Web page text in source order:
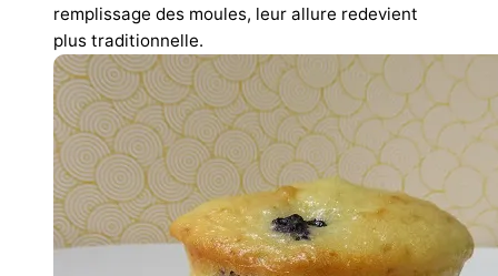
remplissage des moules, leur allure redevient
plus traditionnelle.